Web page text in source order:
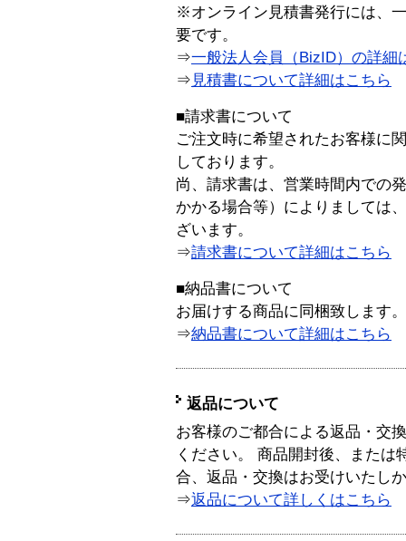
※オンライン見積書発行には、
要です。
⇒一般法人会員（BizID）の詳細
⇒ 見積書について詳細はこちら
■請求書について
ご注文時に希望されたお客様に
しております。
尚、請求書は、営業時間内での
かかる場合等）によりましては
ざいます。
⇒請求書について詳細はこちら
■納品書について
お届けする商品に同梱致します。
⇒納品書について詳細はこちら
返品について
お客様のご都合による返品・交
ください。 商品開封後、または
合、返品・交換はお受けいたし
⇒返品について詳しくはこちら